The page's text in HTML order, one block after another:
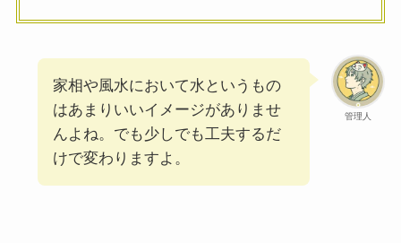
管理人
家相や風水において水というもの
はあまりいいイメージがありませ
んよね。でも少しでも工夫するだ
けで変わりますよ。